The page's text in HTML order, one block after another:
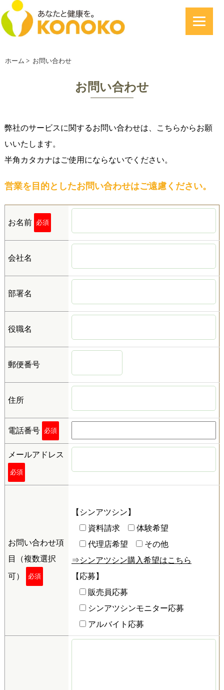
ホーム > お問い合わせ
お問い合わせ
弊社のサービスに関するお問い合わせは、こちらからお願
いいたします。
半角カタカナはご使用にならないでください。
営業を目的としたお問い合わせはご遠慮ください。
お名前 必須
会社名
部署名
役職名
郵便番号
住所
電話番号 必須
メールアドレス
必須
お問い合わせ項
目（複数選択
可） 必須
【シンアツシン】
資料請求
体験希望
代理店希望
その他
⇒シンアツシン購入希望はこちら
【応募】
販売員応募
シンアツシンモニター応募
アルバイト応募